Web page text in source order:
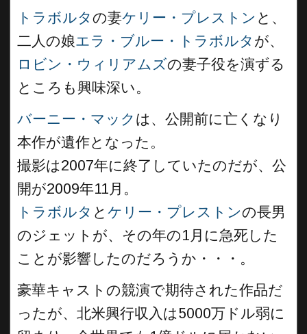
トラボルタの妻ケリー・プレストン と、
二人の娘エラ・ブルー・トラボルタ が、
ロビン・ウィリアムズの妻子役を演ずる
ところも興味深い。
バーニー・マック は、公開前に亡くなり
本作が遺作となった。
撮影は2007年に終了していたのだが、公
開が2009年11月。
トラボルタ と ケリー・プレストンの長男
のジェットが、その年の1月に急死した
ことが影響したのだろうか・・・。
豪華キャストの競演で期待された作品だ
ったが、北米興行収入は5000万ドル弱に